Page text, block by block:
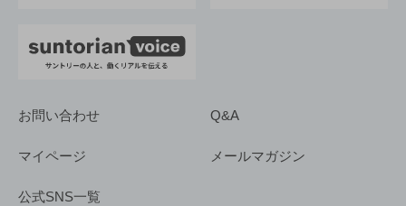
お問い合わせ Q&A
マイページ メールマガジン
公式SNS一覧